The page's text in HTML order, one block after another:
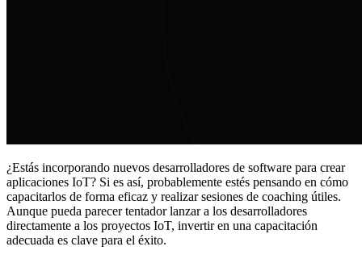
¿Estás incorporando nuevos desarrolladores de software para crear
aplicaciones IoT? Si es así, probablemente estés pensando en cómo
capacitarlos de forma eficaz y realizar sesiones de coaching útiles.
Aunque pueda parecer tentador lanzar a los desarrolladores
directamente a los proyectos IoT, invertir en una capacitación
adecuada es clave para el éxito.